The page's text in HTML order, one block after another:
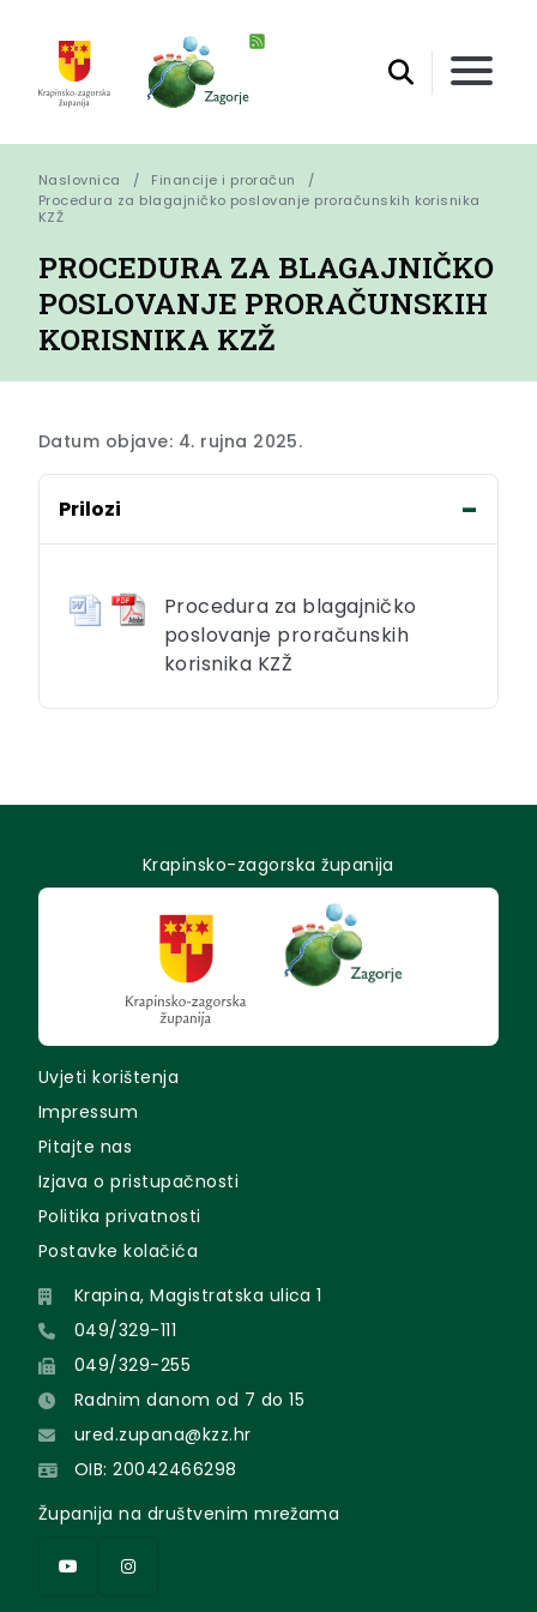
Naslovnica
Financije i proračun
Procedura za blagajničko poslovanje proračunskih korisnika
KZŽ
PROCEDURA ZA BLAGAJNIČKO
POSLOVANJE PRORAČUNSKIH
KORISNIKA KZŽ
Datum objave: 4. rujna 2025.
Prilozi
Procedura za blagajničko
poslovanje proračunskih
korisnika KZŽ
Krapinsko-zagorska županija
Uvjeti korištenja
Impressum
Pitajte nas
Izjava o pristupačnosti
Politika privatnosti
Postavke kolačića
Krapina, Magistratska ulica 1
049/329-111
049/329-255
Radnim danom od 7 do 15
ured.zupana@kzz.hr
OIB: 20042466298
Županija na društvenim mrežama